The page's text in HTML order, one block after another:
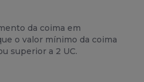
da coima em
o valor mínimo da coima
superior a 2 UC.